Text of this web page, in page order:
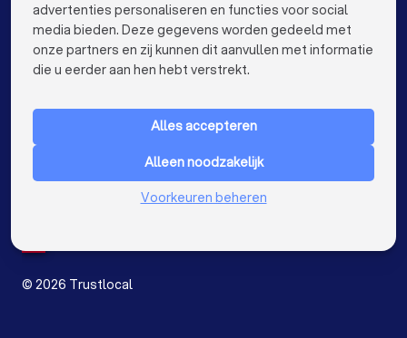
Loodgieters in Mechelen
Loodgieters in Kortrijk
Loodgieters in Hasselt
Loodgieters in Sint-Niklaas
Loodgieters in Beveren
Loodgieters in Dendermonde
Loodgieters in Beringen
Loodgieters in Turnhout
VOOR PARTICULIEREN keyboard_arrow_down
Nederland
© 2026 Trustlocal
advertenties personaliseren en functies voor social
media bieden. Deze gegevens worden gedeeld met
onze partners en zij kunnen dit aanvullen met informatie
die u eerder aan hen hebt verstrekt.
Alles accepteren
Alleen noodzakelijk
Voorkeuren beheren